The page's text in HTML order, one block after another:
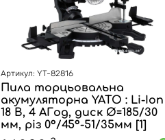
Артикул: YT-82816
Пила торцьовальна
акумуляторна YATO : Li-Ion
18 В, 4 АГод, диск Ø=185/30
мм, різ 0°/45°-51/35мм [1]